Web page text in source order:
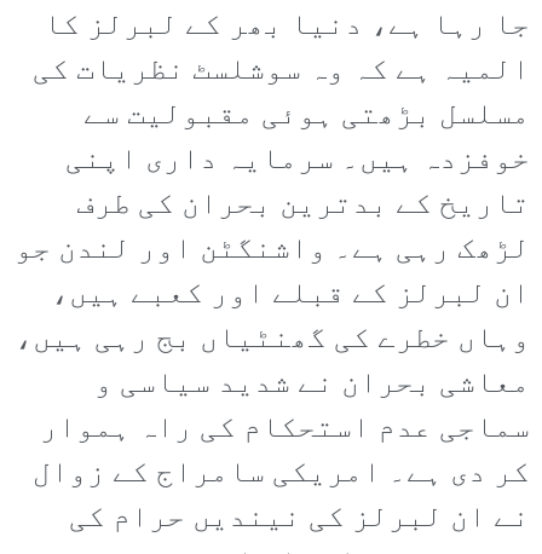
جا رہا ہے، دنیا بھر کے لبرلز کا
المیہ ہے کہ وہ سوشلسٹ نظریات کی
مسلسل بڑھتی ہوئی مقبولیت سے
خوفزدہ ہیں۔ سرمایہ داری اپنی
تاریخ کے بدترین بحران کی طرف
لڑھک رہی ہے۔ واشنگٹن اور لندن جو
ان لبرلز کے قبلے اور کعبے ہیں،
وہاں خطرے کی گھنٹیاں بج رہی ہیں،
معاشی بحران نے شدید سیاسی و
سماجی عدم استحکام کی راہ ہموار
کر دی ہے۔ امریکی سامراج کے زوال
نے ان لبرلز کی نیندیں حرام کی